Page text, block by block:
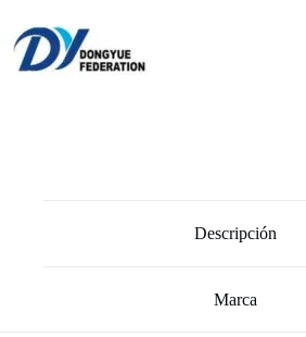
Descripción
Marca